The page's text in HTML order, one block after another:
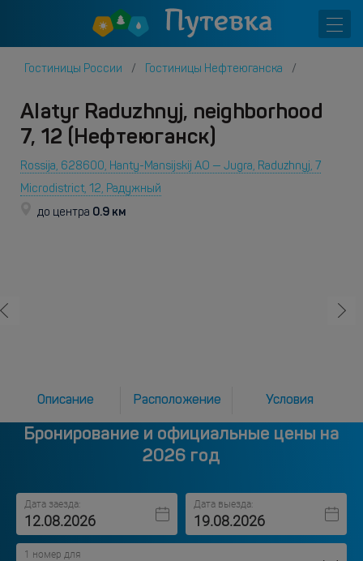
Гостиницы России Гостиницы Нефтеюганска
Alatyr Raduzhnyj, neighborhood
7, 12 (Нефтеюганск)
Rossija, 628600, Hanty-Mansijskij AO — Jugra, Raduzhnyj, 7
Microdistrict, 12, Радужный
до центра 0.9 км
Описание Расположение Условия
Бронирование и официальные цены на
2026 год
Дата заезда: Дата выезда:
1 номер для